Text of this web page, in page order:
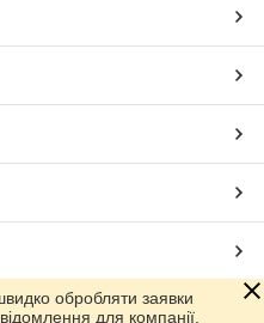
Prom.ua
обробляти заявки
для компанії,